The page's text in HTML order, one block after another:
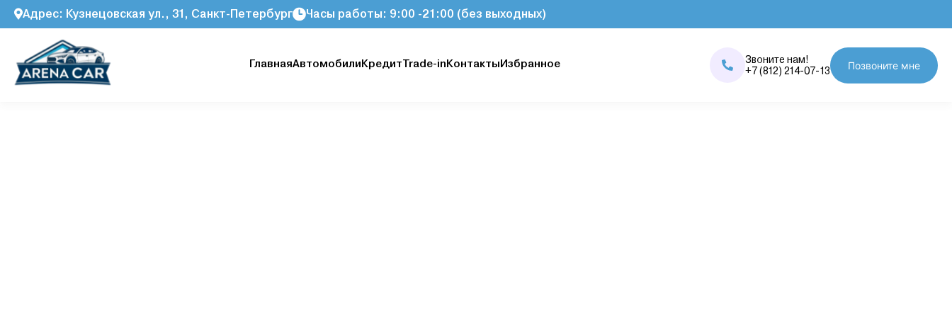
Адрес: Кузнецовская ул., 31, Санкт-Петербург Часы работы: 9:00 -21:00 (без выходных)
ГлавнаяАвтомобилиКредитTrade-inКонтактыИзбранное
Звоните нам!
+7 (812) 214-07-13
Позвоните мне